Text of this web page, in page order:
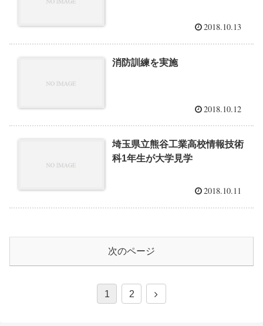
2018.10.13
消防訓練を実施
2018.10.12
埼玉県立熊谷工業高校情報技術
科1年生が大学見学
2018.10.11
次のページ
1 2
次